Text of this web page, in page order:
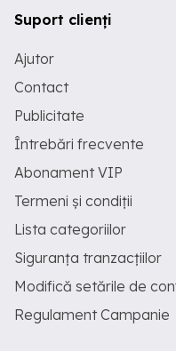
Suport clienți
Ajutor
Contact
Publicitate
Întrebări frecvente
Abonament VIP
Termeni și condiții
Lista categoriilor
Siguranța tranzacțiilor
Modifică setările de
Regulament Campanie